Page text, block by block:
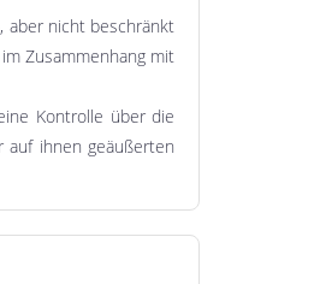
aber nicht beschränkt
Zusammenhang mit
Kontrolle über die
auf ihnen geäußerten